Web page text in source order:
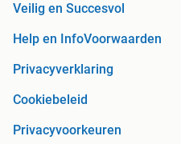
Veilig en Succesvol
Help en InfoVoorwaarden
Privacyverklaring
Cookiebeleid
Privacyvoorkeuren